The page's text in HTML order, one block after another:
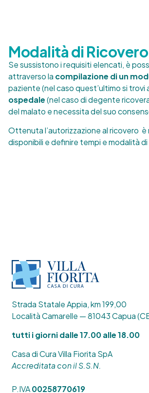
Modalità di Ricovero
Se sussistono i requisiti elencati, è
attraverso la compilazione di un
paziente (nel caso quest’ultimo si trovi
ospedale(nel caso di degente
del malato e necessita del suo
Ottenuta l’autorizzazione al ricovero
disponibili e definire tempi e modalità
Strada Statale Appia, km 199,00
Località Camarelle — 81043 Capua
tutti i giorni dalle 17.00 alle 18.00
Casa di Cura Villa Fiorita SpA
Accreditata con il S.S.N.
P.IVA00258770619